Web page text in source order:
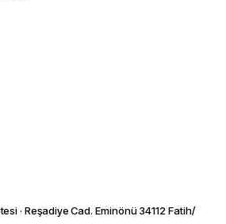
· Reşadiye Cad. Eminönü 34112 Fatih/